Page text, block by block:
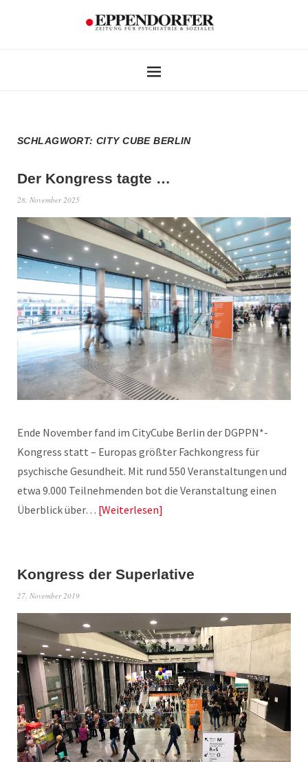
SCHLAGWORT:CITY CUBE BERLIN
Der Kongress tagte …
28. November 2025
Ende November fand im CityCube Berlin der DGPPN*-
Kongress statt – Europas größter Fachkongress für
psychische Gesundheit. Mit rund 550 Veranstaltungen und
etwa 9.000 Teilnehmenden bot die Veranstaltung einen
Überblick über… Weiterlesen
Kongress der Superlative
27. November 2019